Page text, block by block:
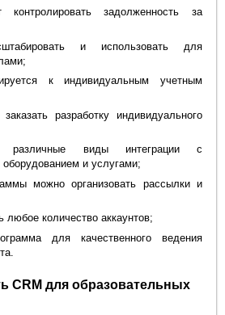
задолженность за
и использовать для
к индивидуальным учетным
разработку индивидуального
различные виды интеграции с
и услугами;
можно организовать рассылки и
любое количество аккаунтов;
для качественного ведения
CRM для образовательных